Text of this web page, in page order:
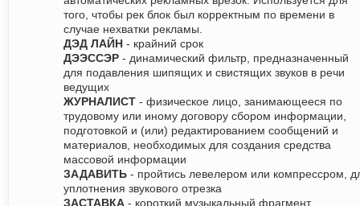
того, чтобы рек блок был корректным по времени в
случае нехватки рекламы.
ДЭД ЛАЙН - крайний срок
ДЭЭССЭР - динамический фильтр, предназначенный
для подавления шипящих и свистящих звуков в речи
ведущих
ЖУРНАЛИСТ - физическое лицо, занимающееся по
трудовому или иному договору сбором информации,
подготовкой и (или) редактированием сообщений и
материалов, необходимых для создания средства
массовой информации
ЗАДАВИТЬ - пройтись левелером или компрессром,
уплотнения звукового отрезка
ЗАСТАВКА - короткий музыкальный фрагмент,